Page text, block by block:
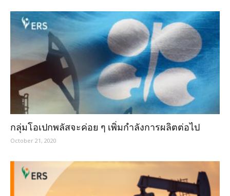
กลุ่มโอเปกพลัสจะค่อย ๆ เพิ่มกำลังการผลิตต่อไป
October 21, 2020